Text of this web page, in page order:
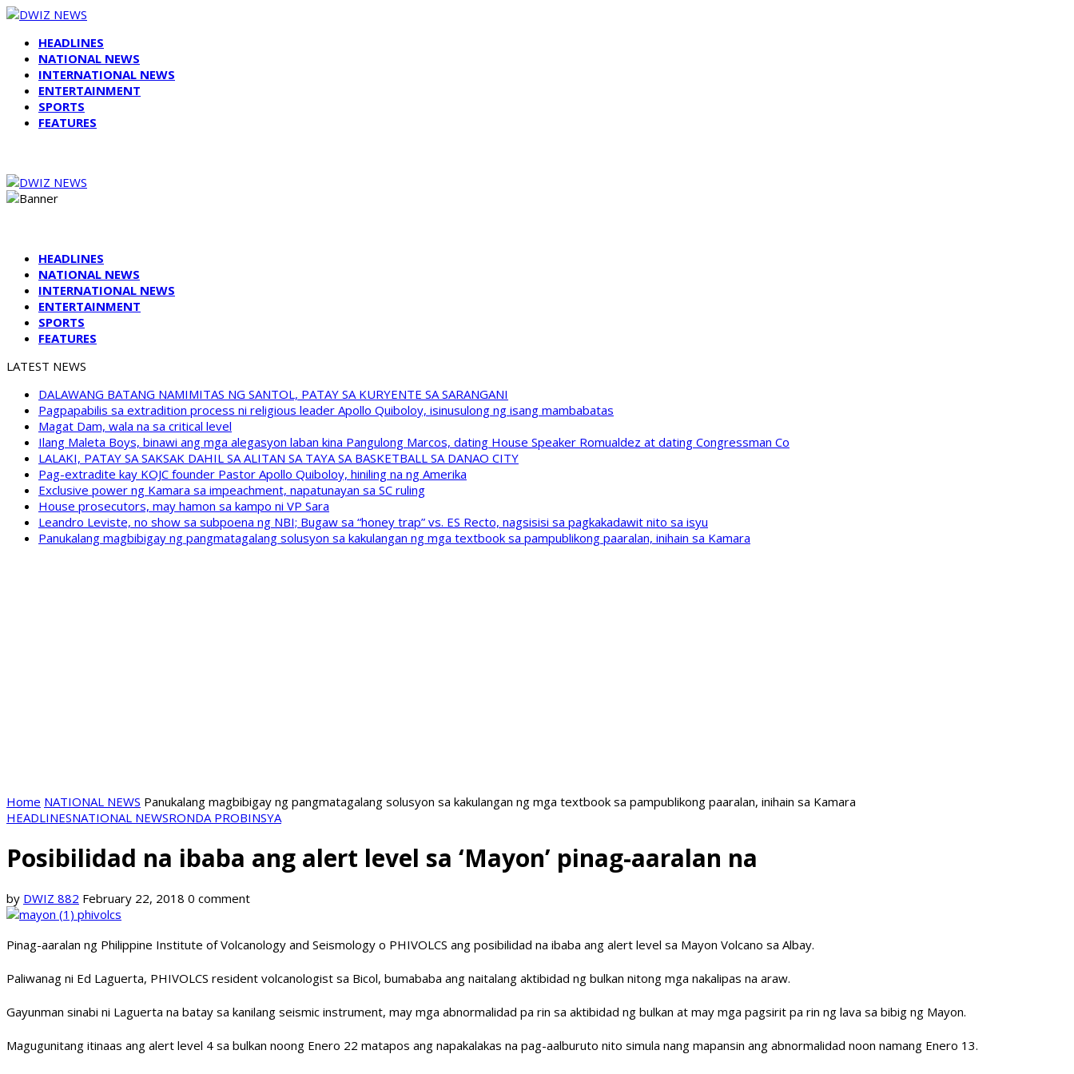
HEADLINES
NATIONAL NEWS
INTERNATIONAL NEWS
ENTERTAINMENT
SPORTS
FEATURES
HEADLINES
NATIONAL NEWS
INTERNATIONAL NEWS
ENTERTAINMENT
SPORTS
FEATURES
LATEST NEWS
DALAWANG BATANG NAMIMITAS NG SANTOL, PATAY SA KURYENTE SA SARANGANI
Pagpapabilis sa extradition process ni religious leader Apollo Quiboloy, isinusulong ng isang mambabatas
Magat Dam, wala na sa critical level
Ilang Maleta Boys, binawi ang mga alegasyon laban kina Pangulong Marcos, dating House Speaker Romualdez at dating Congressman Co
LALAKI, PATAY SA SAKSAK DAHIL SA ALITAN SA TAYA SA BASKETBALL SA DANAO CITY
Pag-extradite kay KOJC founder Pastor Apollo Quiboloy, hiniling na ng Amerika
Exclusive power ng Kamara sa impeachment, napatunayan sa SC ruling
House prosecutors, may hamon sa kampo ni VP Sara
Leandro Leviste, no show sa subpoena ng NBI; Bugaw sa “honey trap” vs. ES Recto, nagsisisi sa pagkakadawit nito sa isyu
Panukalang magbibigay ng pangmatagalang solusyon sa kakulangan ng mga textbook sa pampublikong paaralan, inihain sa Kamara
Home NATIONAL NEWS Panukalang magbibigay ng pangmatagalang solusyon sa kakulangan ng mga textbook sa pampublikong paaralan, inihain sa Kamara
HEADLINESNATIONAL NEWSRONDA PROBINSYA
Posibilidad na ibaba ang alert level sa ‘Mayon’ pinag-aaralan na
by DWIZ 882 February 22, 2018 0 comment
Pinag-aaralan ng Philippine Institute of Volcanology and Seismology o PHIVOLCS ang posibilidad na ibaba ang alert level sa Mayon Volcano sa Albay.
Paliwanag ni Ed Laguerta, PHIVOLCS resident volcanologist sa Bicol, bumababa ang naitalang aktibidad ng bulkan nitong mga nakalipas na araw.
Gayunman sinabi ni Laguerta na batay sa kanilang seismic instrument, may mga abnormalidad pa rin sa aktibidad ng bulkan at may mga pagsirit pa rin ng lava sa bibig ng Mayon.
Magugunitang itinaas ang alert level 4 sa bulkan noong Enero 22 matapos ang napakalakas na pag-aalburuto nito simula nang mapansin ang abnormalidad noon namang Enero 13.